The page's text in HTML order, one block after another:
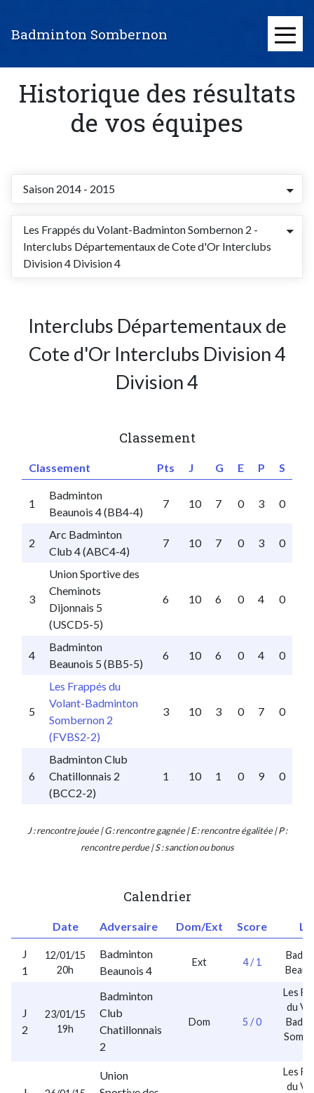
contenu
Badminton Sombernon ≡
Historique des résultats
de vos équipes
Saison 2014 - 2015
Les Frappés du Volant-Badminton Sombernon 2 -
Interclubs Départementaux de Cote d'Or Interclubs
Division 4 Division 4
Interclubs Départementaux de
Cote d'Or Interclubs Division 4
Division 4
Classement
Classement Pts J G E P S
1
Badminton
Beaunois 4 (BB4-4)
7 10 7 0 3 0
2
Arc Badminton
Club 4 (ABC4-4)
7 10 7 0 3 0
3
Union Sportive des
Cheminots
Dijonnais 5
(USCD5-5)
6 10 6 0 4 0
4
Badminton
Beaunois 5 (BB5-5)
6 10 6 0 4 0
5
Les Frappés du
Volant-Badminton
Sombernon 2
(FVBS2-2)
3 10 3 0 7 0
6
Badminton Club
Chatillonnais 2
(BCC2-2)
1 10 1 0 9 0
J : rencontre jouée | G : rencontre gagnée | E : rencontre égalitée | P :
rencontre perdue | S : sanction ou bonus
Calendrier
Date Adversaire Dom/Ext Score
J
1
12/01/15
20h
Badminton
Beaunois 4
Ext 4 / 1
J
2
23/01/15
19h
Badminton
Club
Chatillonnais
2
Dom 5 / 0
Les
du
Union
Les
du